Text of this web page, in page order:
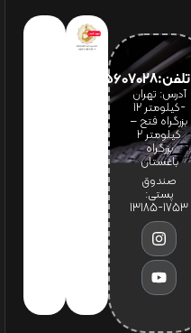
تلفن:65607028(021)
آدرس: تهران
-کیلومتر 12
بزرگراه فتح –
کیلومتر ۲
بزرگراه
باغستان
صندوق
پستی:
1753-13185